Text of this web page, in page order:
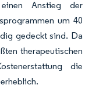
Anstieg der
um 40
gedeckt sind. Da
therapeutischen
die